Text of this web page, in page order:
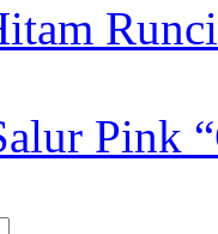
Pink